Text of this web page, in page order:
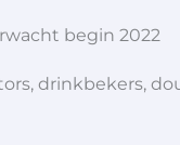
begin 2022
drinkbekers,